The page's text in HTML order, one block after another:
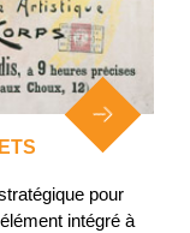
pour
intégré à